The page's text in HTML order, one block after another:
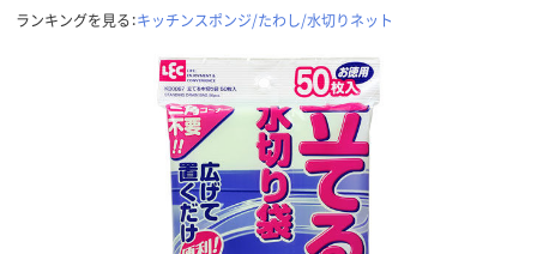
ランキングを見る：キッチンスポンジ/たわし/水切りネット